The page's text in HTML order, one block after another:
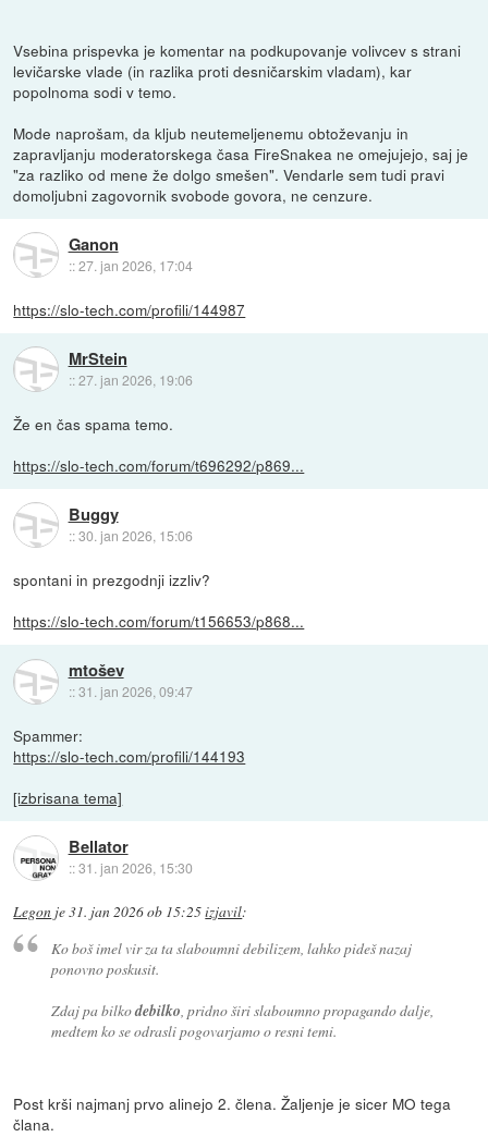
Vsebina prispevka je komentar na podkupovanje volivcev s strani
levičarske vlade (in razlika proti desničarskim vladam), kar
popolnoma sodi v temo.
Mode naprošam, da kljub neutemeljenemu obtoževanju in
zapravljanju moderatorskega časa FireSnakea ne omejujejo, saj je
"za razliko od mene že dolgo smešen". Vendarle sem tudi pravi
domoljubni zagovornik svobode govora, ne cenzure.
Ganon
::27. jan 2026, 17:04
https://slo-tech.com/profili/144987
MrStein
::27. jan 2026, 19:06
Že en čas spama temo.
https://slo-tech.com/forum/t696292/p869...
Buggy
::30. jan 2026, 15:06
spontani in prezgodnji izzliv?
https://slo-tech.com/forum/t156653/p868...
mtošev
::31. jan 2026, 09:47
Spammer:
https://slo-tech.com/profili/144193
[izbrisana tema]
Bellator
::31. jan 2026, 15:30
Legon je31. jan 2026 ob 15:25izjavil:
Ko boš imel vir za ta slaboumni debilizem, lahko pideš nazaj
ponovno poskusit.
Zdaj pa bilkodebilko , pridno širi slaboumno propagando dalje,
medtem ko se odrasli pogovarjamo o resni temi.
Post krši najmanj prvo alinejo 2. člena. Žaljenje je sicer MO tega
člana.